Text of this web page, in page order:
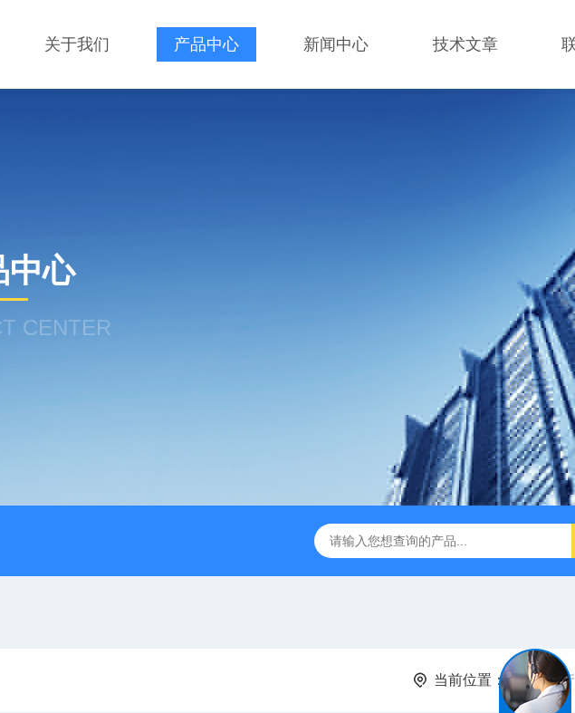
关于我们 产品中心 新闻中心 技术文章
中心
CENTER
当前位置：首页